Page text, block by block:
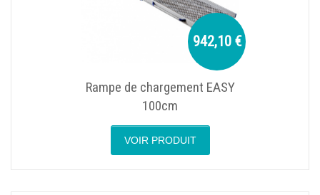
942,10 €
Rampe de chargement EASY
100cm
VOIR PRODUIT